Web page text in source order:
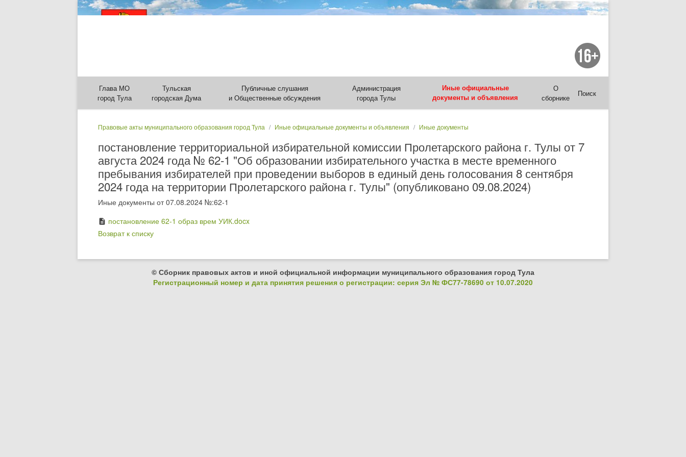
Глава МО
город Тула
Тульская
городская Дума
Публичные слушания
и Общественные обсуждения
Администрация
города Тулы
Иные официальные
документы и объявления
О
сборнике
Поиск
Правовые акты муниципального образования город Тула Иные официальные документы и объявления Иные документы
постановление территориальной избирательной комиссии Пролетарского района г. Тулы от 7
августа 2024 года № 62-1 "Об образовании избирательного участка в месте временного
пребывания избирателей при проведении выборов в единый день голосования 8 сентября
2024 года на территории Пролетарского района г. Тулы" (опубликовано 09.08.2024)
Иные документы от 07.08.2024 №:62-1
description постановление 62-1 образ врем УИК.docx
Возврат к списку
© Сборник правовых актов и иной официальной информации муниципального образования город Тула
Регистрационный номер и дата принятия решения о регистрации: серия Эл № ФС77-78690 от 10.07.2020